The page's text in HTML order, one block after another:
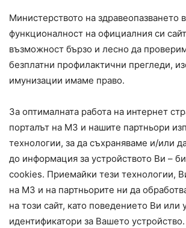
Министерството на здравеопазването
функционалност на официалния си
възможност бързо и лесно да
безплатни профилактични прегледи,
имунизации имаме право.
За оптималната работа на интернет
порталът на МЗ и нашите партньори
технологии, за да съхраняваме и/или
до информация за устройството Ви –
cookies. Приемайки тези технологии,
на МЗ и на партньорите ни да
на този сайт, като поведението Ви или
идентификатори за Вашето